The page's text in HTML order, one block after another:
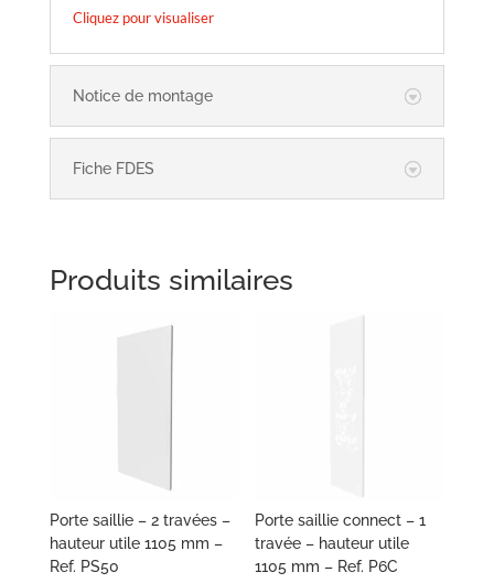
Cliquez pour visualiser
Notice de montage
Fiche FDES
Produits similaires
Porte saillie – 2 travées –
hauteur utile 1105 mm –
Ref. PS50
Porte saillie connect – 1
travée – hauteur utile
1105 mm – Ref. P6C